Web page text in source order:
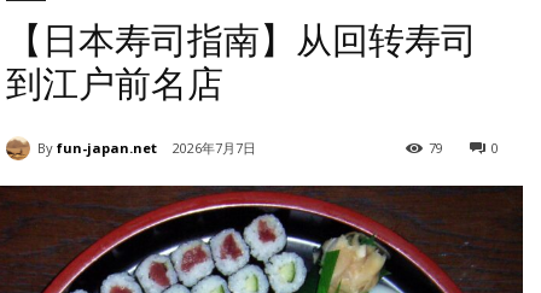
【日本寿司指南】从回转寿司
到江户前名店
By fun-japan.net 2026年7月7日 0
79